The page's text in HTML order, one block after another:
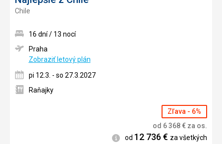
Chile
16 dní / 13 nocí
Praha
Zobraziť letový plán
pi 12.3. - so 27.3.2027
Raňajky
Zľava - 6%
od 6 368€ za os.
Informácie
od 12 736€ za všetkých